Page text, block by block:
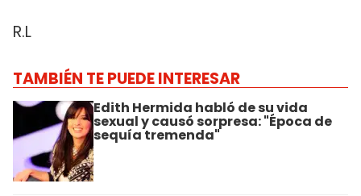
R.L
TAMBIÉN TE PUEDE INTERESAR
Edith Hermida habló de su vida
sexual y causó sorpresa: "Época de
sequía tremenda"